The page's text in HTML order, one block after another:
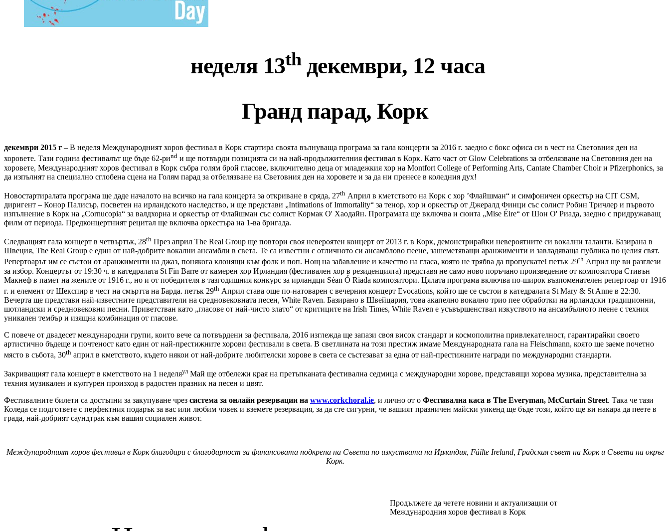
неделя 13thдекември, 12 часа
Гранд парад, Корк
декември 2015 г – В неделя Международният хоров фестивал в Корк стартира своята вълнуваща програма за гала концерти за 2016 г. заедно с бокс офиса си в чест на Световния ден на
хоровете. Тази година фестивалът ще бъде 62-риnd и ще потвърди позицията си на най-продължителния фестивал в Корк. Като част от Glow Celebrations за отбелязване на Световния ден на
хоровете, Международният хоров фестивал в Корк събра голям брой гласове, включително деца от младежкия хор на Montfort College of Performing Arts, Cantate Chamber Choir и Pfizerphonics, за
да изпълнят на специално сглобена сцена на Голям парад за отбелязване на Световния ден на хоровете и за да ни пренесе в коледния дух!
Новостартиралата програма ще даде началото на всичко на гала концерта за откриване в сряда, 27th Април в кметството на Корк с хор ’Флайшман“ и симфоничен оркестър на CIT CSM,
диригент – Конор Палисър, посветен на ирландското наследство, и ще представи „Intimations of Immortality“ за тенор, хор и оркестър от Джералд Финци със солист Робин Тричлер и първото
изпълнение в Корк на „Cornucopia“ за валдхорна и оркестър от Флайшман със солист Кормак О' Хаодайн. Програмата ще включва и сюита „Mise Éire“ от Шон О' Риада, заедно с придружаващ
филм от периода. Предконцертният рецитал ще включва оркестъра на 1-ва бригада.
Следващият гала концерт в четвъртък, 28th През април The Real Group ще повтори своя невероятен концерт от 2013 г. в Корк, демонстрирайки невероятните си вокални таланти. Базирана в
Швеция, The Real Group е един от най-добрите вокални ансамбли в света. Те са известни с отличното си ансамблово пеене, зашеметяващи аранжименти и завладяваща публика по целия свят.
Репертоарът им се състои от аранжименти на джаз, понякога клонящи към фолк и поп. Нощ на забавление и качество на гласа, която не трябва да пропускате! петък 29th Април ще ви разглези
за избор. Концертът от 19:30 ч. в катедралата St Fin Barre от камерен хор Ирландия (фестивален хор в резиденцията) представя не само ново поръчано произведение от композитора Стивън
Макнеф в памет на жените от 1916 г., но и от победителя в тазгодишния конкурс за ирландци Séan Ó Riada композитори. Цялата програма включва по-широк възпоменателен репертоар от 1916
г. и елемент от Шекспир в чест на смъртта на Барда. петък 29th Април става още по-натоварен с вечерния концерт Evocations, който ще се състои в катедралата St Mary & St Anne в 22:30.
Вечерта ще представи най-известните представители на средновековната песен, White Raven. Базирано в Швейцария, това акапелно вокално трио пее обработки на ирландски традиционни,
шотландски и средновековни песни. Приветстван като „гласове от най-чисто злато“ от критиците на Irish Times, White Raven е усъвършенствал изкуството на ансамбълното пеене с техния
уникален тембър и изящна комбинация от гласове.
С повече от двадесет международни групи, които вече са потвърдени за фестивала, 2016 изглежда ще запази своя висок стандарт и космополитна привлекателност, гарантирайки своето
артистично бъдеще и почтеност като един от най-престижните хорови фестивали в света. В светлината на този престиж имаме Международната гала на Fleischmann, която ще заеме почетно
място в събота, 30th април в кметството, където някои от най-добрите любителски хорове в света се състезават за една от най-престижните награди по международни стандарти.
Закриващият гала концерт в кметството на 1 неделяул Май ще отбележи края на претъпканата фестивална седмица с международни хорове, представящи хорова музика, представителна за
техния музикален и културен произход в радостен празник на песен и цвят.
Фестивалните билети са достъпни за закупуване чрез система за онлайн резервации на www.corkchoral.ie, и лично от о Фестивална каса в The Everyman, McCurtain Street. Така че тази
Коледа се подгответе с перфектния подарък за вас или любим човек и вземете резервация, за да сте сигурни, че вашият празничен майски уикенд ще бъде този, който ще ви накара да пеете в
града, най-добрият саундтрак към вашия социален живот.
Международният хоров фестивал в Корк благодари с благодарност за финансовата подкрепа на Съвета по изкуствата на Ирландия, Fáilte Ireland, Градския съвет на Корк и Съвета на окръг
Корк.
Продължете да четете новини и актуализации от
Международния хоров фестивал в Корк